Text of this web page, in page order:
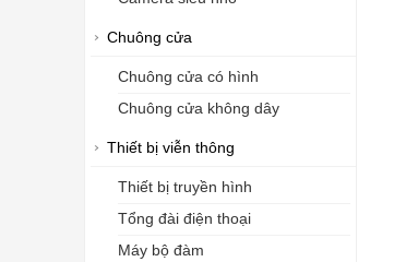
Chuông cửa
Chuông cửa có hình
Chuông cửa không dây
Thiết bị viễn thông
Thiết bị truyền hình
Tổng đài điện thoại
Máy bộ đàm